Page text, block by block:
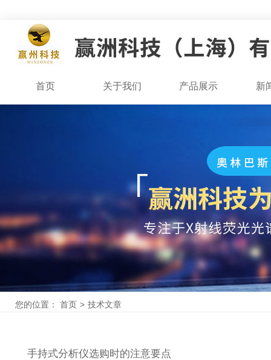
首页 关于我们 产品展示 新
您的位置： 首页 > 技术文章
手持式分析仪选购时的注意要点